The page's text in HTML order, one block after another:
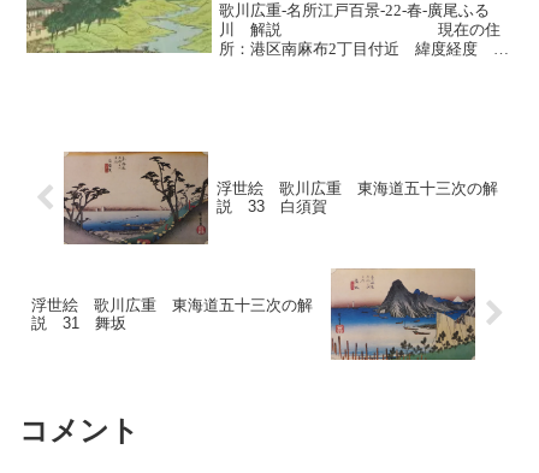
歌川広重-名所江戸百景-22-春-廣尾ふる
川 解説 現在の住
所：港区南麻布2丁目付近 緯度経度 ：
浮世絵 歌川広重 東海道五十三次の解
説 33 白須賀
浮世絵 歌川広重 東海道五十三次の解
説 31 舞坂
コメント